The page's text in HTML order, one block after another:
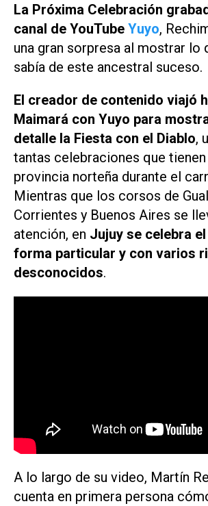
La Próxima Celebración
canal de YouTube Yuyo,
una gran sorpresa al mostrar lo
sabía de este ancestral suceso.
El creador de contenido viajó
Maimará con Yuyo para
detalle la Fiesta con el Diablo,
tantas celebraciones que tienen
provincia norteña durante el
Mientras que los corsos de
Corrientes y Buenos Aires se
atención, en Jujuy se celebra
forma particular y con varios
desconocidos.
A lo largo de su video, Martín
cuenta en primera persona